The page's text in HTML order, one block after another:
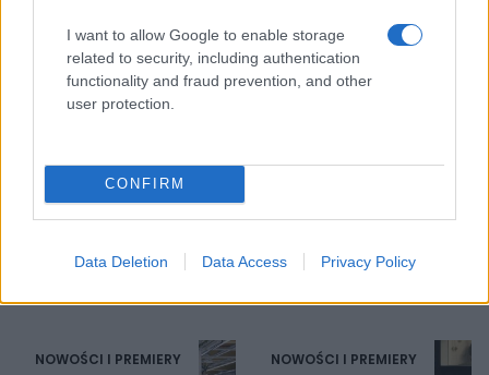
I want to allow Google to enable storage
related to security, including authentication
functionality and fraud prevention, and other
user protection.
CONFIRM
Data Deletion Data Access Privacy Policy
NOWOŚCI I PREMIERY
3 ZDJĘĆ
To jest nowy, elektryczny
SUV od Volskwagena.
Poznajcie VW ID.Era 5X
NOWOŚCI I PREMIERY
BYD idzie w stronę Rolls-
malowane dekory za 150
NOWOŚCI I PREMIERY NOWOŚCI I PREMIERY